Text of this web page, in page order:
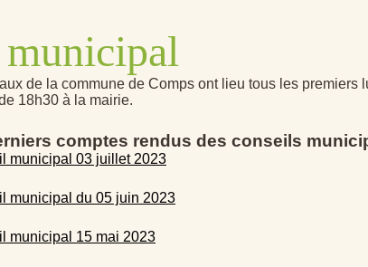
de la commune de Comps ont lieu tous les premiers
18h30 à la mairie.
comptes rendus des conseils
municipal 03 juillet 2023
municipal du 05 juin 2023
municipal 15 mai 2023